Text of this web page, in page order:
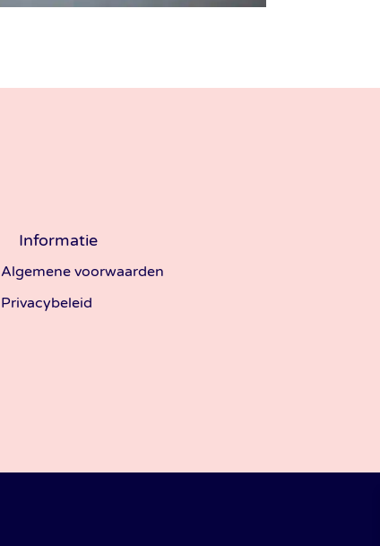
Informatie
Algemene voorwaarden
Privacybeleid